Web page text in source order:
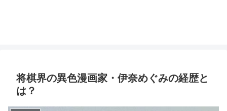
将棋界の異色漫画家・伊奈めぐみの経歴と
は？